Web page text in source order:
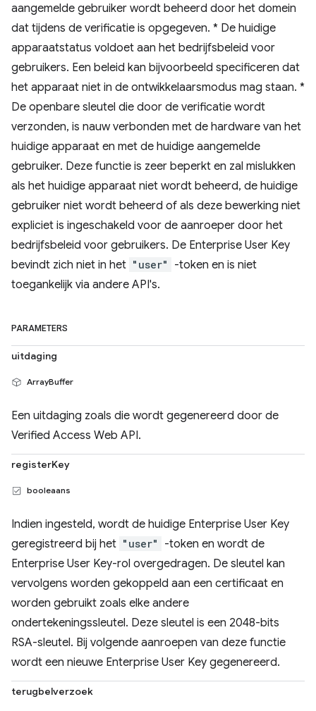
aangemelde gebruiker wordt beheerd door het domein
dat tijdens de verificatie is opgegeven. * De huidige
apparaatstatus voldoet aan het bedrijfsbeleid voor
gebruikers. Een beleid kan bijvoorbeeld specificeren dat
het apparaat niet in de ontwikkelaarsmodus mag staan. *
De openbare sleutel die door de verificatie wordt
verzonden, is nauw verbonden met de hardware van het
huidige apparaat en met de huidige aangemelde
gebruiker. Deze functie is zeer beperkt en zal mislukken
als het huidige apparaat niet wordt beheerd, de huidige
gebruiker niet wordt beheerd of als deze bewerking niet
expliciet is ingeschakeld voor de aanroeper door het
bedrijfsbeleid voor gebruikers. De Enterprise User Key
bevindt zich niet in het "user"
-token en is niet
toegankelijk via andere API's.
PARAMETERS
uitdaging
ArrayBuffer
Een uitdaging zoals die wordt gegenereerd door de
Verified Access Web API.
registerKey
booleaans
Indien ingesteld, wordt de huidige Enterprise User Key
geregistreerd bij het "user"
-token en wordt de
Enterprise User Key-rol overgedragen. De sleutel kan
vervolgens worden gekoppeld aan een certificaat en
worden gebruikt zoals elke andere
ondertekeningssleutel. Deze sleutel is een 2048-bits
RSA-sleutel. Bij volgende aanroepen van deze functie
wordt een nieuwe Enterprise User Key gegenereerd.
terugbelverzoek